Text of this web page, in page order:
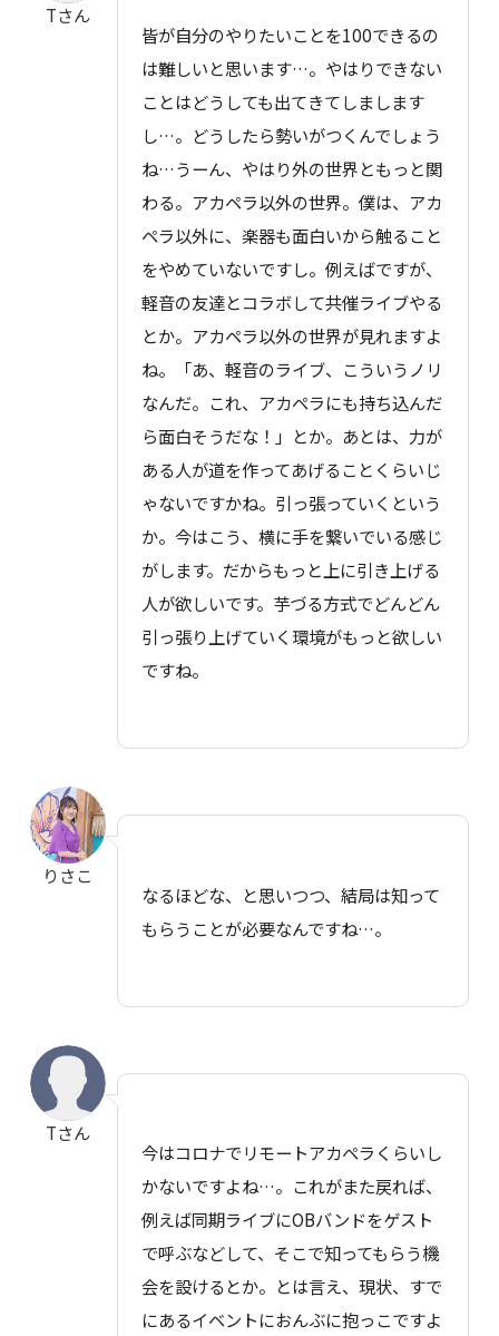
Tさん
皆が自分のやりたいことを100できるの
は難しいと思います…。やはりできない
ことはどうしても出てきてしまします
し…。どうしたら勢いがつくんでしょう
ね…うーん、やはり外の世界ともっと関
わる。アカペラ以外の世界。僕は、アカ
ペラ以外に、楽器も面白いから触ること
をやめていないですし。例えばですが、
軽音の友達とコラボして共催ライブやる
とか。アカペラ以外の世界が見れますよ
ね。「あ、軽音のライブ、こういうノリ
なんだ。これ、アカペラにも持ち込んだ
ら面白そうだな！」とか。あとは、力が
ある人が道を作ってあげることくらいじ
ゃないですかね。引っ張っていくという
か。今はこう、横に手を繋いでいる感じ
がします。だからもっと上に引き上げる
人が欲しいです。芋づる方式でどんどん
引っ張り上げていく環境がもっと欲しい
ですね。
りさこ
なるほどな、と思いつつ、結局は知って
もらうことが必要なんですね…。
Tさん
今はコロナでリモートアカペラくらいし
かないですよね…。これがまた戻れば、
例えば同期ライブにOBバンドをゲスト
で呼ぶなどして、そこで知ってもらう機
会を設けるとか。とは言え、現状、すで
にあるイベントにおんぶに抱っこですよ